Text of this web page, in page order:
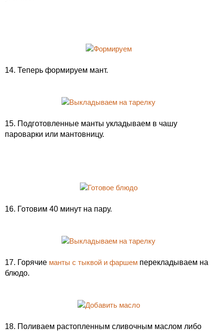
14. Теперь формируем мант.
15. Подготовленные манты укладываем в чашу
пароварки или мантовницу.
16. Готовим 40 минут на пару.
17. Горячие манты с тыквой и фаршем перекладываем на
блюдо.
18. Поливаем растопленным сливочным маслом либо